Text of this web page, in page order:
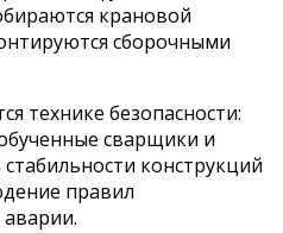
крановой
сборочными
технике безопасности:
сварщики и
конструкций
правил